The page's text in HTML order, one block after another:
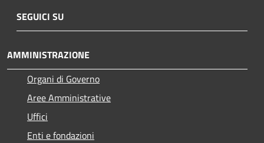
SEGUICI SU
AMMINISTRAZIONE
Organi di Governo
Aree Amministrative
Uffici
Enti e fondazioni